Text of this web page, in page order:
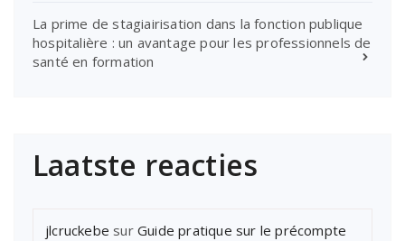
La prime de stagiairisation dans la fonction publique
hospitalière : un avantage pour les professionnels de
santé en formation
Laatste reacties
jlcruckebe sur Guide pratique sur le précompte